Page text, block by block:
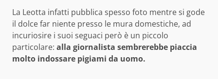
La Leotta infatti pubblica spesso foto mentre si gode
il dolce far niente presso le mura domestiche, ad
incuriosire i suoi seguaci però è un piccolo
particolare: alla giornalista sembrerebbe piaccia
molto indossare pigiami da uomo.